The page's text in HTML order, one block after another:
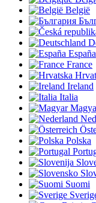
België
España
France
Ireland
Italia
Polska
Suomi